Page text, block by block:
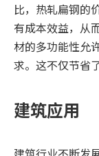
比，热轧扁钢的
有成本效益，从
材的多功能性允
求。这不仅节省
建筑应用